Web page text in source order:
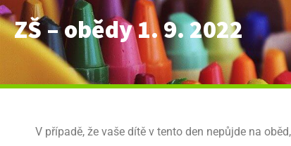
ZŠ – obědy 1. 9. 2022
V případě, že vaše dítě v tento den nepůjde na